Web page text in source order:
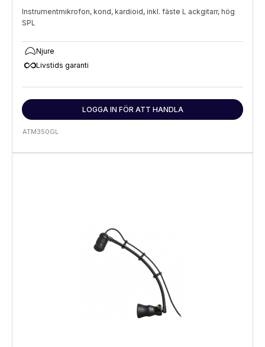
Instrumentmikrofon, kond, kardioid, inkl. fäste L ackgitarr, hög
SPL
Njure
all_inclusiveLivstids garanti
LOGGA IN FÖR ATT HANDLA
ATM350GL